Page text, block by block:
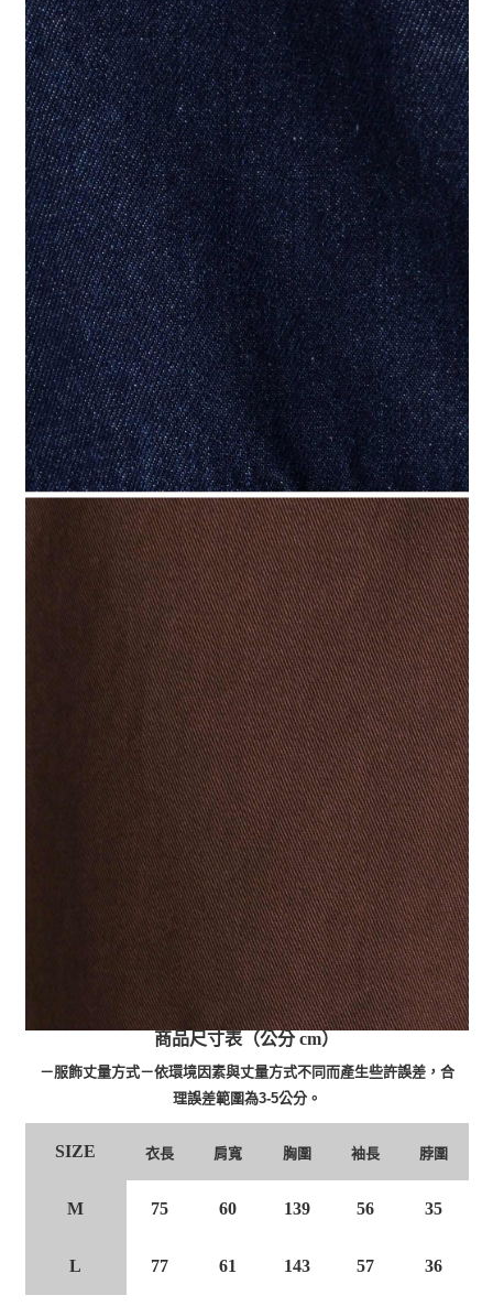
商品尺寸表（公分 cm）
－服飾丈量方式－依環境因素與丈量方式不同而產生些許誤差，合
理誤差範圍為3-5公分。
SIZE 衣長 肩寬 胸圍 袖長 脖圍
M 75 60 139 56 35
L 77 61 143 57 36